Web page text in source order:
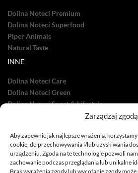
Zarządzaj zgodą
Aby zapewnić jak najlepsze wrażenia,
cookie, do przechowywania i/lub uzyskiwania
urządzeniu. Zgoda na te technologie pozwoli
zachowanie podczas przeglądania lub unikalne
Brak wyrażenia zgody lub wycofanie zgody
Dolina Noteci Premium
Dolina Noteci Superfood
Piper Animals
Natural Taste
INNE
Dolina Noteci Care
Dolina Noteci Green
Dolina Noteci Sport & Lifestyle